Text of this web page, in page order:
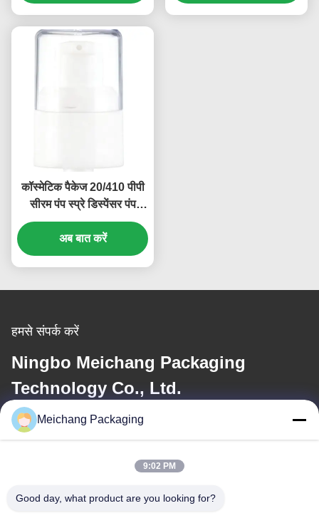
कॉस्मेटिक पैकेज 20/410 पीपी
सीरम पंप स्प्रे डिस्पेंसर पंप
OEM (MC-135)
अब बात करें
हमसे संपर्क करें
Ningbo Meichang Packaging
Technology Co., Ltd.
ईमेल
Meichang Packaging
9:02 PM
Good day, what product are you looking for?